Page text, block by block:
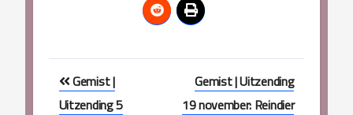
navigatie
Gemist |
Uitzending 5
Gemist | Uitzending
19 november: Reindier